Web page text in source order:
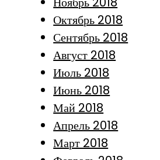
Октябрь 2018
Сентябрь 2018
Август 2018
Июль 2018
Июнь 2018
Май 2018
Апрель 2018
Март 2018